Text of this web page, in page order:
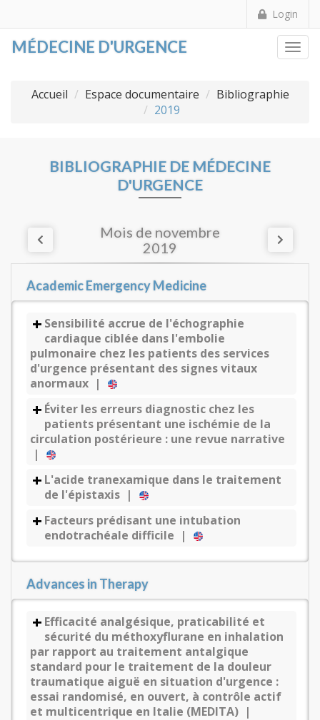
Login
MÉDECINE D'URGENCE
Accueil Espace documentaire
Bibliographie
2019
BIBLIOGRAPHIE DE MÉDECINE
D'URGENCE
Mois de novembre
2019
Academic Emergency Medicine
Sensibilité accrue de l'échographie
cardiaque ciblée dans l'embolie
pulmonaire chez les patients des services
d'urgence présentant des signes vitaux
anormaux |
Éviter les erreurs diagnostic chez les
patients présentant une ischémie de la
circulation postérieure : une revue narrative
|
L'acide tranexamique dans le traitement
de l'épistaxis |
Facteurs prédisant une intubation
endotrachéale difficile |
Advances in Therapy
Efficacité analgésique, praticabilité et
sécurité du méthoxyflurane en inhalation
par rapport au traitement antalgique
standard pour le traitement de la douleur
traumatique aiguë en situation d'urgence :
essai randomisé, en ouvert, à contrôle actif
et multicentrique en Italie (MEDITA) |